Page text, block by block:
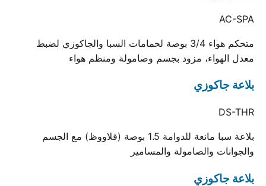
AC-SPA
متحكم هواء 3/4 بوصة لحمامات السبا والجاكوزي لضبط
معدل الهواء، مزود بجسم وصامولة ومنظم هواء
بلاعة جاكوزي
DS-THR
بلاعة سبا مانعة للدوامة 1.5 بوصة (قلاووظ) مع الجسم
والجوانات والصامولة والمسامير
بلاعة جاكوزي